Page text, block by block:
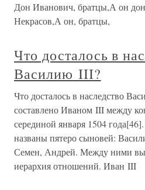
Дон Иванович, братцы,А он
Некрасов,А он, братцы,
Что досталось в
Василию III?
Что досталось в наследство
составлено Иваном III между
серединой января 1504
названы пятеро сыновей:
Семен, Андрей. Между ними
иерархия отношений. Иван III